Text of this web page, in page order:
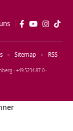
· +49 5234 87‑0 ·
Sitemap RSS